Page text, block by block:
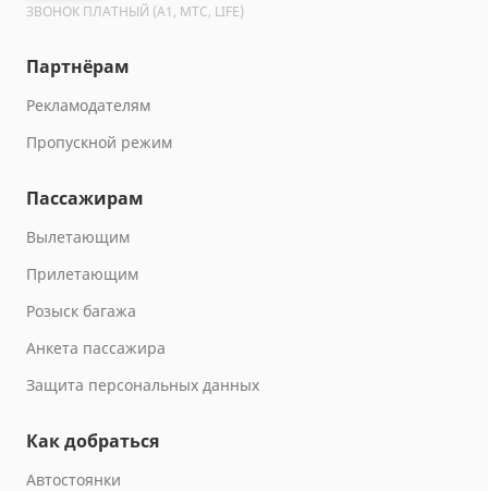
ЗВОНОК ПЛАТНЫЙ (A1, МТС, LIFE)
Партнёрам
Рекламодателям
Пропускной режим
Пассажирам
Вылетающим
Прилетающим
Розыск багажа
Анкета пассажира
Защита персональных данных
Как добраться
Автостоянки